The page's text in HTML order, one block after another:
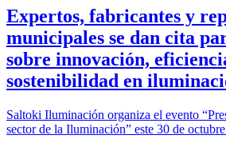
Expertos, fabricantes y
municipales se dan cita
sobre innovación,
sostenibilidad en
Saltoki Iluminación organiza el evento
sector de la Iluminación” este 30 de